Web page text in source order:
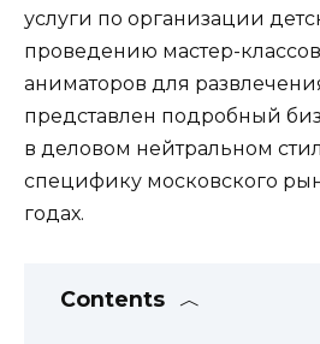
услуги по организации
проведению мастер-
аниматоров для
представлен подробный
в деловом нейтральном
специфику московского
годах.
Contents